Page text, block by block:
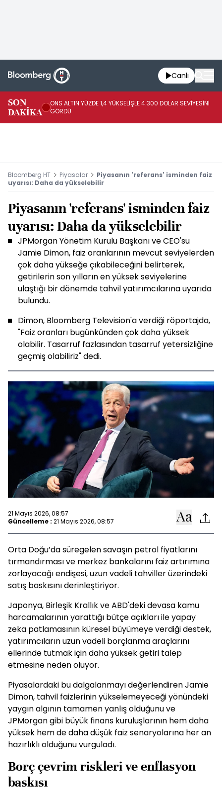
Canlı
SON
DAKİKA
ONS ALTIN YÜZDE 1,4 YÜKSELİŞLE 4.300 DOLAR SEVİYESİNİ
GÖRDÜ
Bloomberg HT Piyasalar
Piyasanın 'referans' isminden faiz
uyarısı: Daha da yükselebilir
Piyasanın 'referans' isminden faiz
uyarısı: Daha da yükselebilir
JPMorgan Yönetim Kurulu Başkanı ve CEO'su
Jamie Dimon, faiz oranlarının mevcut seviyelerden
çok daha yükseğe çıkabileceğini belirterek,
getirilerin son yılların en yüksek seviyelerine
ulaştığı bir dönemde tahvil yatırımcılarına uyarıda
bulundu.
Dimon, Bloomberg Television'a verdiği röportajda,
"Faiz oranları bugünkünden çok daha yüksek
olabilir. Tasarruf fazlasından tasarruf yetersizliğine
geçmiş olabiliriz" dedi.
21 Mayıs 2026, 08:57
Güncelleme : 21 Mayıs 2026, 08:57
Orta Doğu’da süregelen savaşın petrol fiyatlarını
tırmandırması ve merkez bankalarını faiz artırımına
zorlayacağı endişesi, uzun vadeli tahviller üzerindeki
satış baskısını derinleştiriyor.
Japonya, Birleşik Krallık ve ABD'deki devasa kamu
harcamalarının yarattığı bütçe açıkları ile yapay
zeka patlamasının küresel büyümeye verdiği destek,
yatırımcıların uzun vadeli borçlanma araçlarını
ellerinde tutmak için daha yüksek getiri talep
etmesine neden oluyor.
Piyasalardaki bu dalgalanmayı değerlendiren Jamie
Dimon, tahvil faizlerinin yükselemeyeceği yönündeki
yaygın algının tamamen yanlış olduğunu ve
JPMorgan gibi büyük finans kuruluşlarının hem daha
yüksek hem de daha düşük faiz senaryolarına her an
hazırlıklı olduğunu vurguladı.
Borç çevrim riskleri ve enflasyon
baskısı